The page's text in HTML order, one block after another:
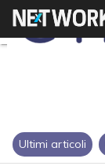
Ultimi articoli